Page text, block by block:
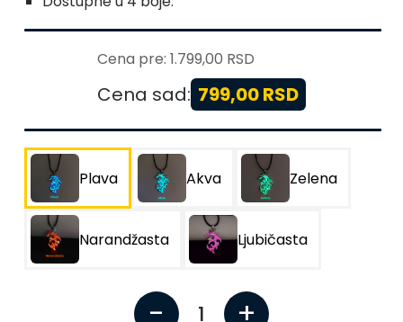
Cena pre: 1.799,00 RSD
Cena sad: 799,00 RSD
Plava Akva Zelena
Narandžasta Ljubičasta
- 1 +